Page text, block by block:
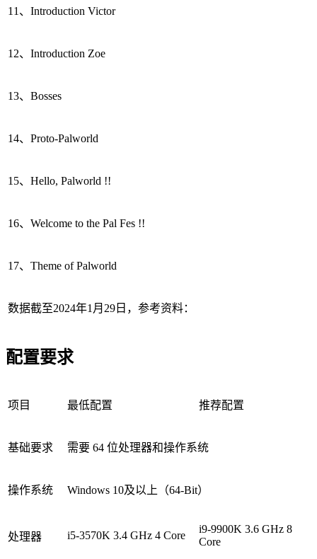
11、Introduction Victor
12、Introduction Zoe
13、Bosses
14、Proto-Palworld
15、Hello, Palworld !!
16、Welcome to the Pal Fes !!
17、Theme of Palworld
数据截至2024年1月29日，参考资料：
配置要求
项目 最低配置 推荐配置
基础要求 需要 64 位处理器和操作系统
操作系统 Windows 10及以上（64-Bit）
处理器 i5-3570K 3.4 GHz 4 Core
i9-9900K 3.6 GHz 8
Core